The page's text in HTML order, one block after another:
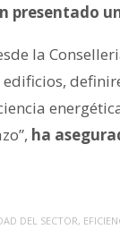
presentado
la
edificios,
ha
DEL SECTOR,